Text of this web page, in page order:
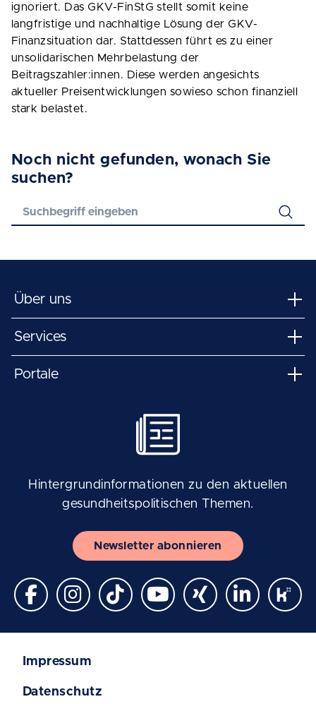
ignoriert. Das GKV-FinStG stellt somit keine
langfristige und nachhaltige Lösung der GKV-
Finanzsituation dar. Stattdessen führt es zu einer
unsolidarischen Mehrbelastung der
Beitragszahler:innen. Diese werden angesichts
aktueller Preisentwicklungen sowieso schon finanziell
stark belastet.
Noch nicht gefunden, wonach Sie
suchen?
Über uns
Services
Portale
Hintergrundinformationen zu den aktuellen
gesundheitspolitischen Themen.
Newsletter abonnieren
Impressum
Datenschutz